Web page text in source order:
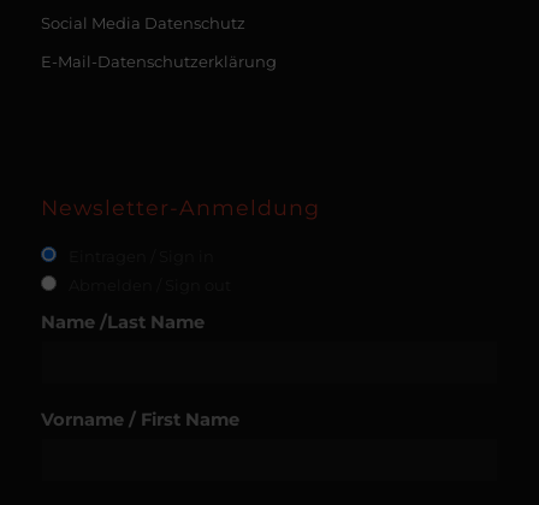
Social Media Datenschutz
E-Mail-Datenschutzerklärung
Newsletter-Anmeldung
Name /Last Name
Vorname / First Name